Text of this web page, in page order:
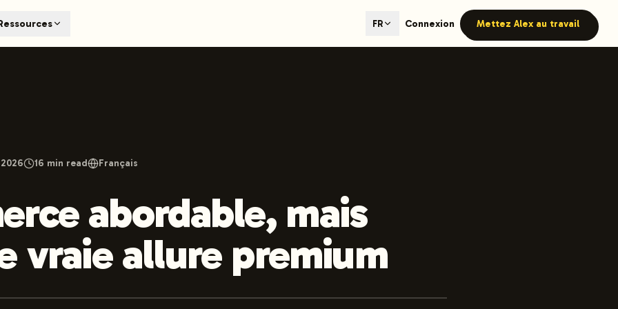
engines like ChatGPT, Claude, and Perplexity. Automated content generation with GEO optimization built-in.
hours.
FR Connexion Mettez Alex au travail
16 min read Français
abordable, mais
vraie allure premium